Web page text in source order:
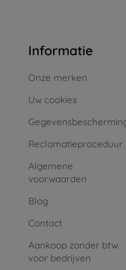
Informatie
Onze merken
Uw cookies
Reclamatieproceduur
Algemene
voorwaarden
Blog
Contact
Aankoop zonder btw
voor bedrijven